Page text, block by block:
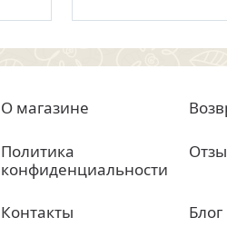
О магазине
Политика
конфиденциальности
Контакты Блог